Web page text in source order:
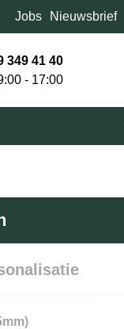
Jobs Nieuwsbrief
349 41 40
- 17:00